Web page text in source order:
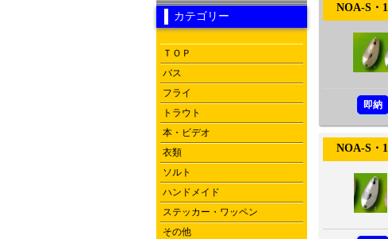
カテゴリー
ＴＯＰ
バス
フライ
トラウト
本・ビデオ
衣類
ソルト
ハンドメイド
ステッカー・ワッペン
その他
NOA-S・
即納
NOA-S・